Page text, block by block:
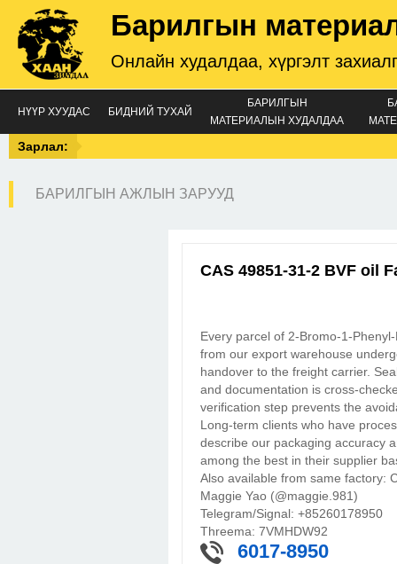
Барилгын
Онлайн худалдаа, хүргэлт
НҮҮР ХУУДАС БИДНИЙ ТУХАЙ
БАРИЛГЫН
МАТЕРИАЛЫН ХУДАЛДАА
Зарлал:
БАРИЛГЫН АЖЛЫН ЗАРУУД
CAS 49851-31-2 BVF oil
Every parcel of 2-Bromo-1-
from our export warehouse
handover to the freight carrier.
and documentation is cross-
verification step prevents the
Long-term clients who have
describe our packaging accuracy
among the best in their supplier
Also available from same factory:
Maggie Yao (@maggie.981)
Telegram/Signal: +85260178950
Threema: 7VMHDW92
6017-8950